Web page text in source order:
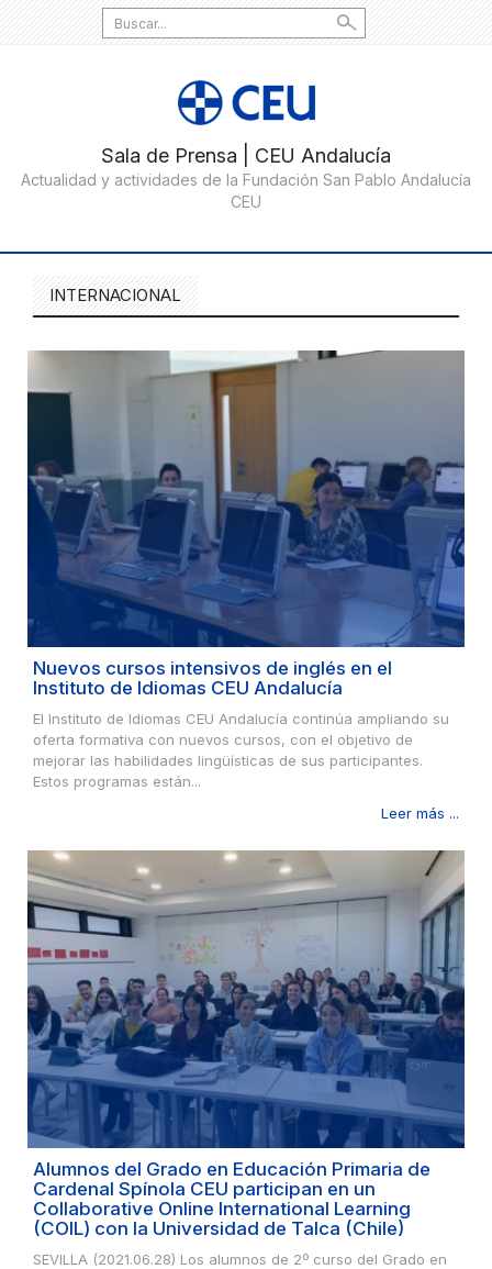
Search
for:
INTERNACIONAL
Nuevos cursos intensivos de inglés en el
Instituto de Idiomas CEU Andalucía
El Instituto de Idiomas CEU Andalucía continúa ampliando su
oferta formativa con nuevos cursos, con el objetivo de
mejorar las habilidades lingüísticas de sus participantes.
Estos programas están...
Leer más ...
Alumnos del Grado en Educación Primaria de
Cardenal Spínola CEU participan en un
Collaborative Online International Learning
(COIL) con la Universidad de Talca (Chile)
SEVILLA (2021.06.28) Los alumnos de 2º curso del Grado en